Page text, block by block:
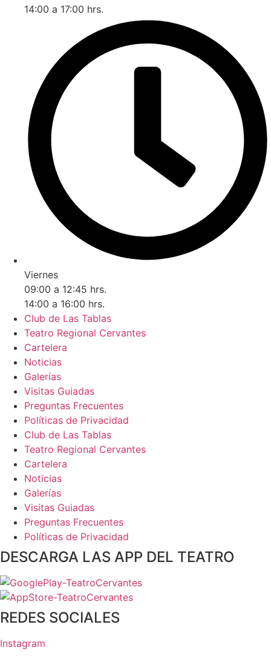
14:00 a 17:00 hrs.
Viernes
09:00 a 12:45 hrs.
14:00 a 16:00 hrs.
Club de Las Tablas
Teatro Regional Cervantes
Cartelera
Noticias
Galerías
Visitas Guiadas
Preguntas Frecuentes
Políticas de Privacidad
Club de Las Tablas
Teatro Regional Cervantes
Cartelera
Noticias
Galerías
Visitas Guiadas
Preguntas Frecuentes
Políticas de Privacidad
DESCARGA LAS APP DEL TEATRO
REDES SOCIALES
Instagram